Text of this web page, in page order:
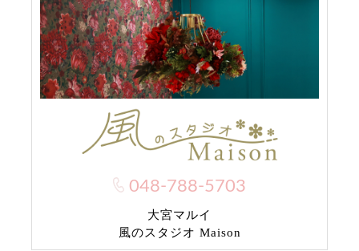
048-788-5703
大宮マルイ
風のスタジオ Maison